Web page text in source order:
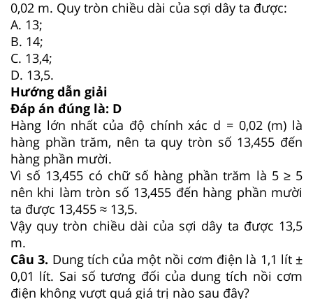
0,02 m. Quy tròn chiều dài của sợi dây ta được:
A. 13;
B. 14;
C. 13,4;
D. 13,5.
Hướng dẫn giải
Đáp án đúng là: D
Hàng lớn nhất của độ chính xác d = 0,02 (m) là
hàng phần trăm, nên ta quy tròn số 13,455 đến
hàng phần mười.
Vì số 13,455 có chữ số hàng phần trăm là 5 ≥ 5
nên khi làm tròn số 13,455 đến hàng phần mười
ta được 13,455 ≈ 13,5.
Vậy quy tròn chiều dài của sợi dây ta được 13,5
m.
Câu 3. Dung tích của một nồi cơm điện là 1,1 lít ±
0,01 lít. Sai số tương đối của dung tích nồi cơm
điện không vượt quá giá trị nào sau đây?